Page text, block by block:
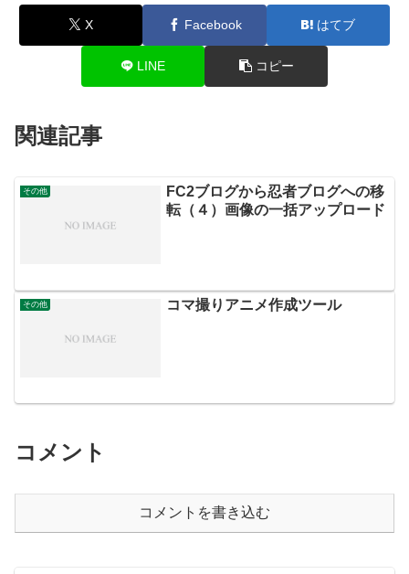
X Facebook はてブ
LINE コピー
関連記事
その他
FC2ブログから忍者ブログへの移
転（４）画像の一括アップロード
その他 コマ撮りアニメ作成ツール
コメント
コメントを書き込む